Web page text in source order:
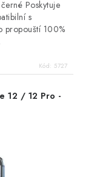
Poskytuje
s
propouští 100%
Kód: 5727
12 / 12 Pro -